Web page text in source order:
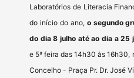
Laboratórios de Literacia
do início do ano, o segundo
do dia 8 julho até ao dia a 25
e 5ª feira das 14h30 às 16h30,
Concelho - Praça Pr. Dr. José